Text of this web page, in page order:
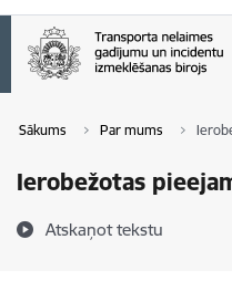
Sākums Par mums
Ierobežotas
Atskaņot tekstu